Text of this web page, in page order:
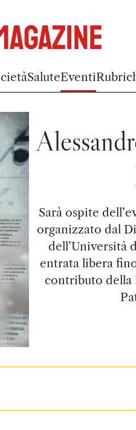
SaluteEventi
Sarà ospite
organizzato dal
dell’Università
entrata libera
contributo della